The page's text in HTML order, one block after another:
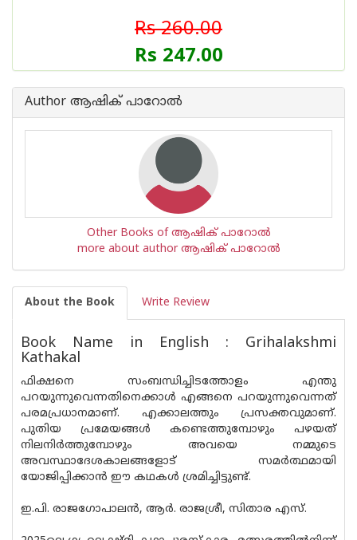
Rs 260.00
Rs 247.00
Author ആഷിക് പാറോൽ
Other Books of ആഷിക് പാറോൽ
more about author ആഷിക് പാറോൽ
About the Book Write Review
Book Name in English : Grihalakshmi
Kathakal
ഫിക്ഷനെ സംബന്ധിച്ചിടത്തോളം എന്തു
പറയുന്നുവെന്നതിനെക്കാള്‍ എങ്ങനെ പറയുന്നുവെന്നത്
പരമപ്രധാനമാണ്. എക്കാലത്തും പ്രസക്തവുമാണ്.
പുതിയ പ്രമേയങ്ങള്‍ കണ്ടെത്തുമ്പോഴും പഴയത്
നിലനിര്‍ത്തുമ്പോഴും അവയെ നമ്മുടെ
അവസ്ഥാദേശകാലങ്ങളോട് സമര്‍ത്ഥമായി
യോജിപ്പിക്കാന്‍ ഈ കഥകള്‍ ശ്രമിച്ചിട്ടുണ്ട്.
ഇ.പി. രാജഗോപാലന്‍, ആര്‍. രാജശ്രീ, സിതാര എസ്.